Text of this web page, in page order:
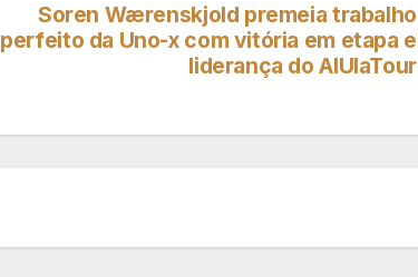
Soren Wærenskjold premeia trabalho
perfeito da Uno-x com vitória em etapa e
liderança do AlUlaTour